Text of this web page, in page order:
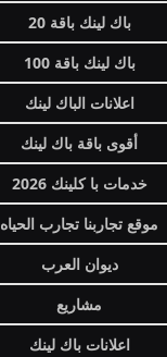
باك لينك باقة 20
باك لينك باقة 100
اعلانات الباك لينك
أقوى باقة باك لينك
خدمات با كلينك 2026
موقع تجاربنا تجارب الحياه
ديوان العرب
مشاريع
اعلانات باك لينك